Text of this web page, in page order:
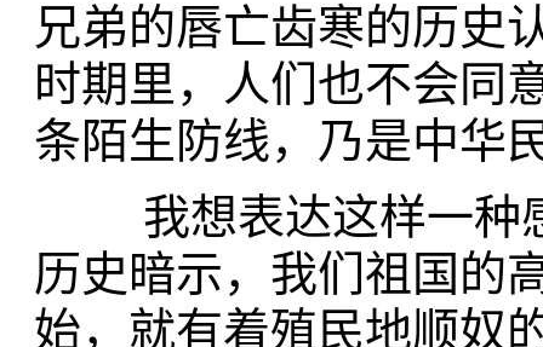
兄弟的唇亡齿寒的历史
时期里，人们也不会同
条陌生防线，乃是中华
我想表达这样一种感
历史暗示，我们祖国的
始，就有着殖民地顺奴